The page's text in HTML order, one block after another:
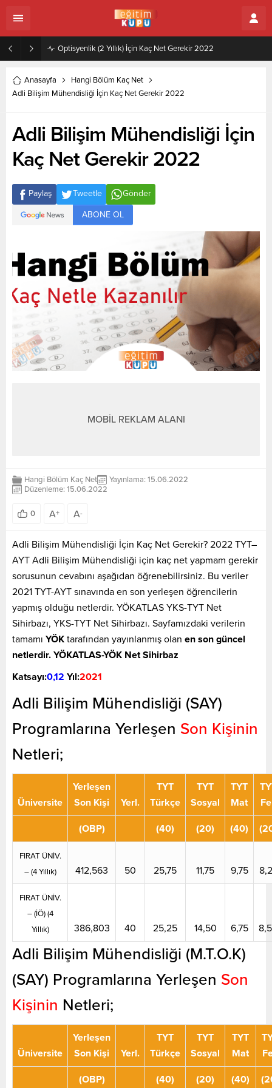
Anasayfa
Hangi Bölüm Kaç Net
Adli Bilişim Mühendisliği İçin Kaç Net Gerekir 2022
Adli Bilişim Mühendisliği İçin
Kaç Net Gerekir 2022
Paylaş Tweetle Gönder
ABONE OL
MOBİL REKLAM ALANI
Hangi Bölüm Kaç Net
Yayınlama: 15.06.2022
Düzenleme: 15.06.2022
0 A+ A-
Adli Bilişim Mühendisliği İçin Kaç Net Gerekir? 2022 TYT–
AYT Adli Bilişim Mühendisliği için kaç net yapmam gerekir
sorusunun cevabını aşağıdan öğrenebilirsiniz. Bu veriler
2021 TYT-AYT sınavında en son yerleşen öğrencilerin
yapmış olduğu netlerdir. YÖKATLAS YKS-TYT Net
Sihirbazı, YKS-TYT Net Sihirbazı. Sayfamızdaki verilerin
tamamı YÖK tarafından yayınlanmış olan en son güncel
netlerdir. YÖKATLAS-YÖK Net Sihirbaz
Katsayı:0,12 Yıl:2021
Adli Bilişim Mühendisliği (SAY)
Programlarına Yerleşen Son Kişinin
Netleri;
Üniversite
Yerleşen
Son Kişi
Yerl.
TYT
Türkçe
TYT
Sosyal
TYT
Mat
(OBP) (40) (20) (40)
FIRAT ÜNİV.
– (4 Yıllık)
412,563 50 25,75 11,75 9,75
FIRAT ÜNİV.
– (İÖ)(4
Yıllık)
386,803 40 25,25 14,50 6,75
Adli Bilişim Mühendisliği (M.T.O.K)
(SAY) Programlarına Yerleşen Son
Kişinin Netleri;
Üniversite
Yerleşen
Son Kişi
Yerl.
TYT
Türkçe
TYT
Sosyal
TYT
Mat
(OBP) (40) (20) (40)